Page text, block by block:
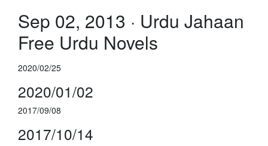
Sep 02, 2013 · Urdu Jahaan
Free Urdu Novels
2020/02/25
2020/01/02
2017/09/08
2017/10/14